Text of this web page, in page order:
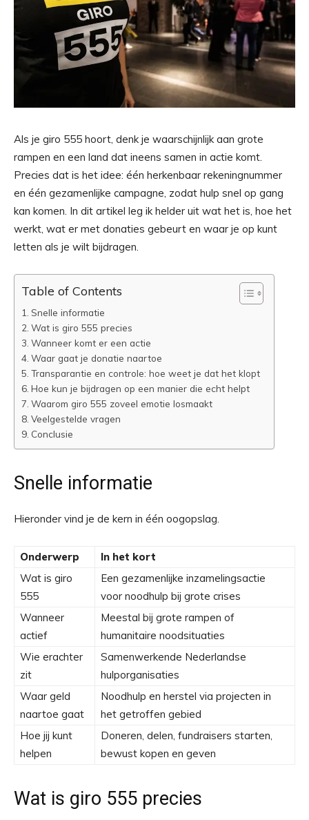
Als je giro 555 hoort, denk je waarschijnlijk aan grote
rampen en een land dat ineens samen in actie komt.
Precies dat is het idee: één herkenbaar rekeningnummer
en één gezamenlijke campagne, zodat hulp snel op gang
kan komen. In dit artikel leg ik helder uit wat het is, hoe het
werkt, wat er met donaties gebeurt en waar je op kunt
letten als je wilt bijdragen.
Table of Contents
Snelle informatie
Wat is giro 555 precies
Wanneer komt er een actie
Waar gaat je donatie naartoe
Transparantie en controle: hoe weet je dat het klopt
Hoe kun je bijdragen op een manier die echt helpt
Waarom giro 555 zoveel emotie losmaakt
Veelgestelde vragen
Conclusie
Snelle informatie
Hieronder vind je de kern in één oogopslag.
Onderwerp
In het kort
Wat is giro
555
Een gezamenlijke inzamelingsactie
voor noodhulp bij grote crises
Wanneer
actief
Meestal bij grote rampen of
humanitaire noodsituaties
Wie erachter
zit
Samenwerkende Nederlandse
hulporganisaties
Waar geld
naartoe gaat
Noodhulp en herstel via projecten in
het getroffen gebied
Hoe jij kunt
helpen
Doneren, delen, fundraisers starten,
bewust kopen en geven
Wat is giro 555 precies